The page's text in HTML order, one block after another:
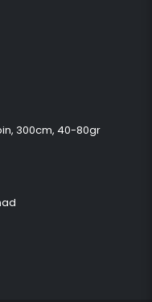
300cm, 40-80gr